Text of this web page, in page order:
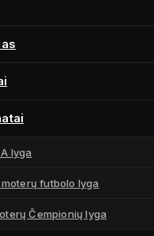
lyga
futbolo lyga
Čempionių lyga
– įveiktos Danijos